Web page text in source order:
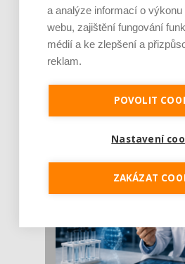
Je jen pro sportovce,
Pojem protein již nějakou
a analýze informací o
webu, zajištění fungování
médií a ke zlepšení a
reklam.
POVOLIT
Nastavení
ZAKÁZAT